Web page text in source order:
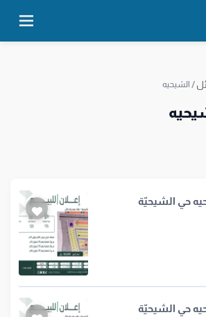
/ الشيحيه
حي الشيحيّة
حي الشيحيّة